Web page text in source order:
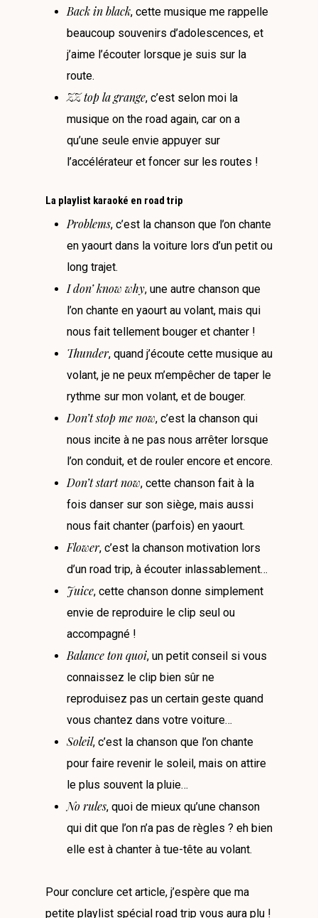
Back in black, cette musique me rappelle
beaucoup souvenirs d’adolescences, et
j’aime l’écouter lorsque je suis sur la
route.
ZZ top la grange, c’est selon moi la
musique on the road again, car on a
qu’une seule envie appuyer sur
l’accélérateur et foncer sur les routes !
La playlist karaoké en road trip
Problems, c’est la chanson que l’on chante
en yaourt dans la voiture lors d’un petit ou
long trajet.
I don’ know why, une autre chanson que
l’on chante en yaourt au volant, mais qui
nous fait tellement bouger et chanter !
Thunder, quand j’écoute cette musique au
volant, je ne peux m’empêcher de taper le
rythme sur mon volant, et de bouger.
Don’t stop me now, c’est la chanson qui
nous incite à ne pas nous arrêter lorsque
l’on conduit, et de rouler encore et encore.
Don’t start now, cette chanson fait à la
fois danser sur son siège, mais aussi
nous fait chanter (parfois) en yaourt.
Flower, c’est la chanson motivation lors
d’un road trip, à écouter inlassablement…
Juice, cette chanson donne simplement
envie de reproduire le clip seul ou
accompagné !
Balance ton quoi, un petit conseil si vous
connaissez le clip bien sûr ne
reproduisez pas un certain geste quand
vous chantez dans votre voiture…
Soleil, c’est la chanson que l’on chante
pour faire revenir le soleil, mais on attire
le plus souvent la pluie…
No rules, quoi de mieux qu’une chanson
qui dit que l’on n’a pas de règles ? eh bien
elle est à chanter à tue-tête au volant.
Pour conclure cet article, j’espère que ma
petite playlist spécial road trip vous aura plu !